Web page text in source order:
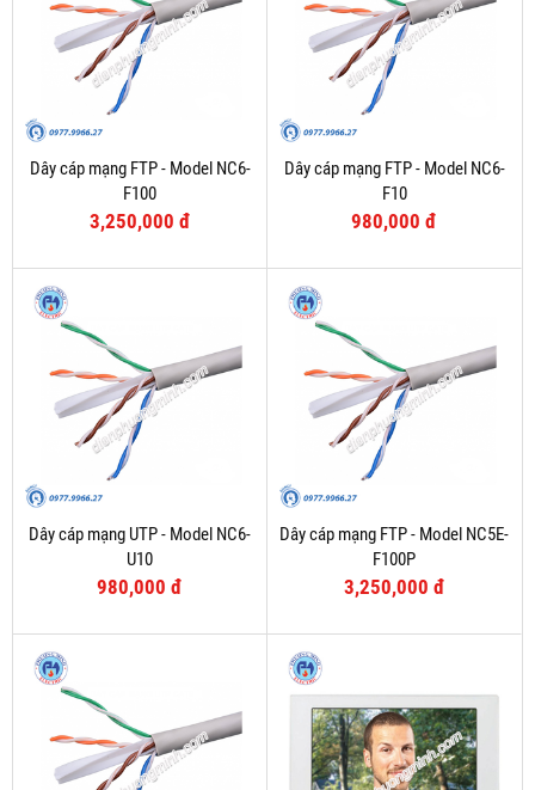
Dây cáp mạng FTP - Model NC6-
F100
3,250,000 đ
Dây cáp mạng FTP - Model NC6-
F10
980,000 đ
Dây cáp mạng UTP - Model NC6-
U10
980,000 đ
Dây cáp mạng FTP - Model NC5E-
F100P
3,250,000 đ